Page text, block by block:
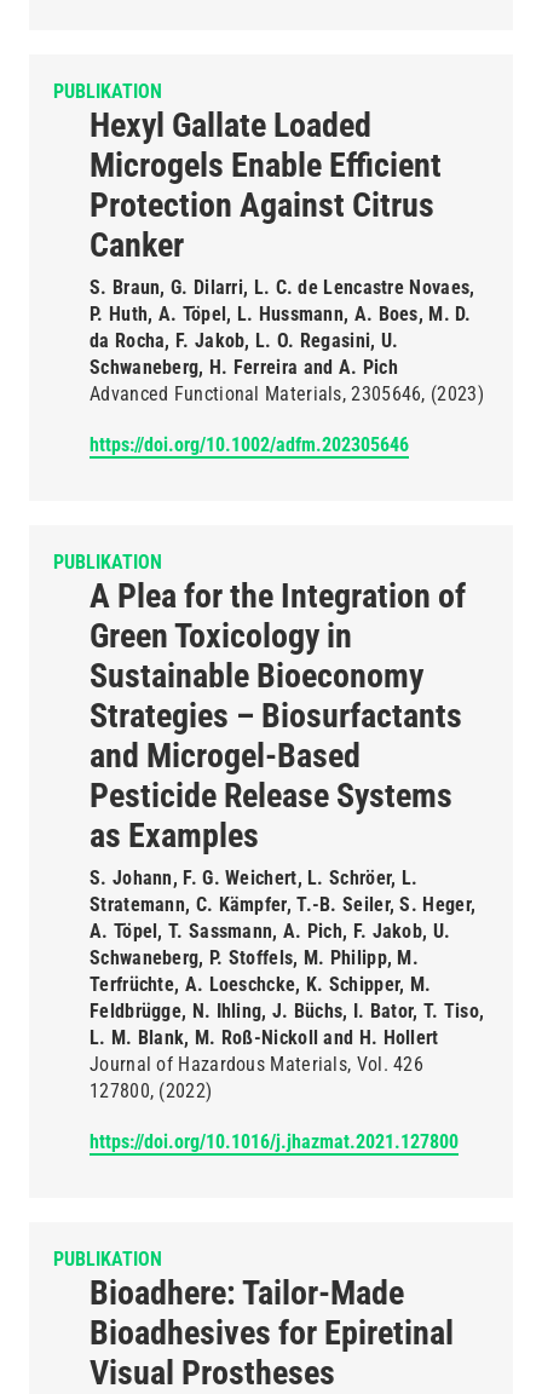
PUBLIKATION
Hexyl Gallate Loaded
Microgels Enable Efficient
Protection Against Citrus
Canker
S. Braun, G. Dilarri, L. C. de Lencastre Novaes,
P. Huth, A. Töpel, L. Hussmann, A. Boes, M. D.
da Rocha, F. Jakob, L. O. Regasini, U.
Schwaneberg, H. Ferreira and A. Pich
Advanced Functional Materials 2305646 (2023)
https://doi.org/10.1002/adfm.202305646
PUBLIKATION
A Plea for the Integration of
Green Toxicology in
Sustainable Bioeconomy
Strategies – Biosurfactants
and Microgel-Based
Pesticide Release Systems
as Examples
S. Johann, F. G. Weichert, L. Schröer, L.
Stratemann, C. Kämpfer, T.-B. Seiler, S. Heger,
A. Töpel, T. Sassmann, A. Pich, F. Jakob, U.
Schwaneberg, P. Stoffels, M. Philipp, M.
Terfrüchte, A. Loeschcke, K. Schipper, M.
Feldbrügge, N. Ihling, J. Büchs, I. Bator, T. Tiso,
L. M. Blank, M. Roß-Nickoll and H. Hollert
Journal of Hazardous Materials Vol. 426
127800 (2022)
https://doi.org/10.1016/j.jhazmat.2021.127800
PUBLIKATION
Bioadhere: Tailor-Made
Bioadhesives for Epiretinal
Visual Prostheses